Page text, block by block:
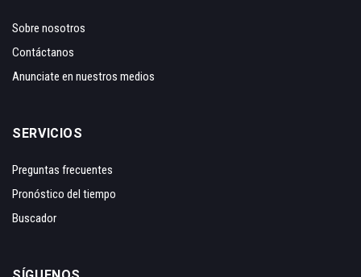
Sobre nosotros
Contáctanos
Anunciate en nuestros medios
SERVICIOS
Preguntas frecuentes
Pronóstico del tiempo
Buscador